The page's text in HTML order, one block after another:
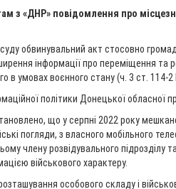
з «ДНР» повідомлення про
обвинувальний акт стосовно
інформації про переміщення та
в умовах воєнного стану (ч. 3 ст. 114-2
політики Донецької обласної
що у серпні 2022 року
погляди, з власного мобільного
члену розвідувального підрозділу
військового характеру.
особового складу і